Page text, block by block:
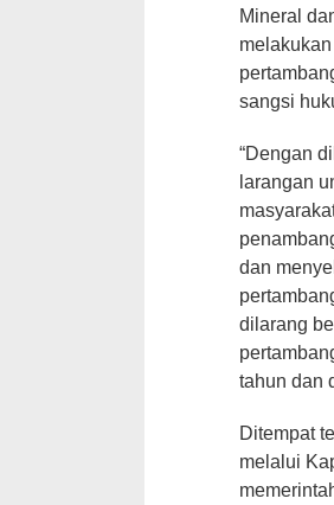
Mineral
sangsi
“Dengan
larangan
dan
dilarang
tahun dan
Ditempat
melalui